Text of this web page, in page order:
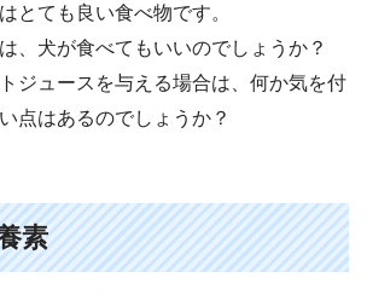
とても良い食べ物です。
、犬が食べてもいいのでしょうか？
ジュースを与える場合は、何か気を付
点はあるのでしょうか？
素